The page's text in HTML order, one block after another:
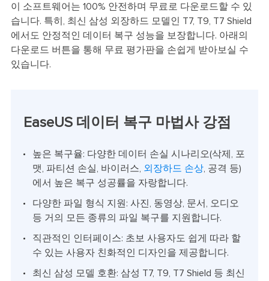
이 소프트웨어는 100% 안전하며 무료로 다운로드할 수 있
습니다. 특히, 최신 삼성 외장하드 모델인 T7, T9, T7 Shield
에서도 안정적인 데이터 복구 성능을 보장합니다. 아래의
다운로드 버튼을 통해 무료 평가판을 손쉽게 받아보실 수
있습니다.
EaseUS 데이터 복구 마법사 강점
높은 복구율: 다양한 데이터 손실 시나리오(삭제, 포
맷, 파티션 손실, 바이러스, 외장하드 손상, 공격 등)
에서 높은 복구 성공률을 자랑합니다.
다양한 파일 형식 지원: 사진, 동영상, 문서, 오디오
등 거의 모든 종류의 파일 복구를 지원합니다.
직관적인 인터페이스: 초보 사용자도 쉽게 따라 할
수 있는 사용자 친화적인 디자인을 제공합니다.
최신 삼성 모델 호환: 삼성 T7, T9, T7 Shield 등 최신